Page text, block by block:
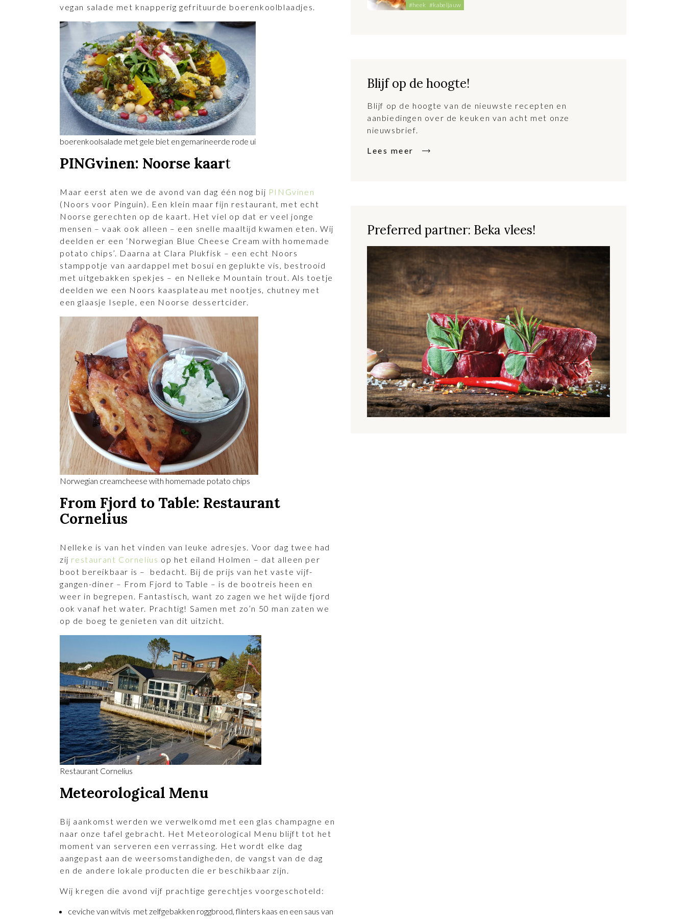
vegan salade met knapperig gefrituurde boerenkoolblaadjes.
boerenkoolsalade met gele biet en gemarineerde rode ui
PINGvinen: Noorse kaart
Maar eerst aten we de avond van dag één nog bij PINGvinen
(Noors voor Pinguin). Een klein maar fijn restaurant, met echt
Noorse gerechten op de kaart. Het viel op dat er veel jonge
mensen – vaak ook alleen – een snelle maaltijd kwamen eten. Wij
deelden er een ‘Norwegian Blue Cheese Cream with homemade
potato chips’. Daarna at Clara Plukfisk – een echt Noors
stamppotje van aardappel met bosui en geplukte vis, bestrooid
met uitgebakken spekjes – en Nelleke Mountain trout. Als toetje
deelden we een Noors kaasplateau met nootjes, chutney met
een glaasje Iseple, een Noorse dessertcider.
Norwegian creamcheese with homemade potato chips
From Fjord to Table: Restaurant
Cornelius
Nelleke is van het vinden van leuke adresjes. Voor dag twee had
zij restaurant Cornelius op het eiland Holmen – dat alleen per
boot bereikbaar is – bedacht. Bij de prijs van het vaste vijf-
gangen-diner – From Fjord to Table – is de bootreis heen en
weer in begrepen. Fantastisch, want zo zagen we het wijde fjord
ook vanaf het water. Prachtig! Samen met zo’n 50 man zaten we
op de boeg te genieten van dit uitzicht.
Restaurant Cornelius
Meteorological Menu
Bij aankomst werden we verwelkomd met een glas champagne en
naar onze tafel gebracht. Het Meteorological Menu blijft tot het
moment van serveren een verrassing. Het wordt elke dag
aangepast aan de weersomstandigheden, de vangst van de dag
en de andere lokale producten die er beschikbaar zijn.
Wij kregen die avond vijf prachtige gerechtjes voorgeschoteld:
ceviche van witvis met zelfgebakken roggbrood, flinters kaas en een saus van
#heek #kabeljauw
Blijf op de hoogte!
Blijf op de hoogte van de nieuwste recepten en
aanbiedingen over de keuken van acht met onze
nieuwsbrief.
Lees meer
Preferred partner: Beka vlees!